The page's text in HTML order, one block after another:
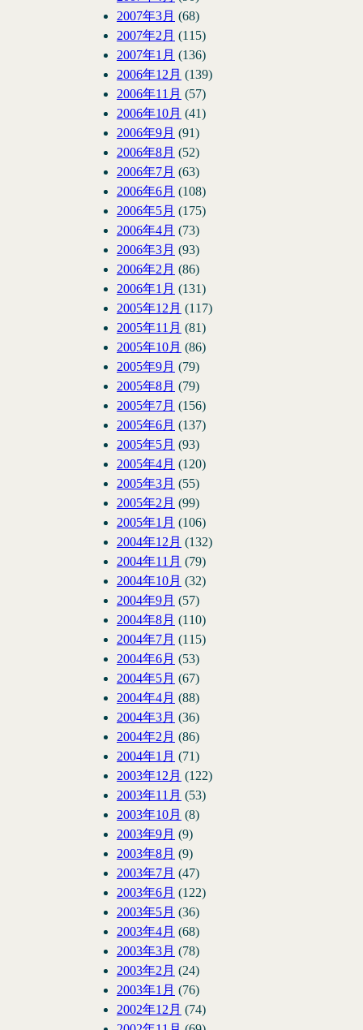
2007年3月 (68)
2007年2月 (115)
2007年1月 (136)
2006年12月 (139)
2006年11月 (57)
2006年10月 (41)
2006年9月 (91)
2006年8月 (52)
2006年7月 (63)
2006年6月 (108)
2006年5月 (175)
2006年4月 (73)
2006年3月 (93)
2006年2月 (86)
2006年1月 (131)
2005年12月 (117)
2005年11月 (81)
2005年10月 (86)
2005年9月 (79)
2005年8月 (79)
2005年7月 (156)
2005年6月 (137)
2005年5月 (93)
2005年4月 (120)
2005年3月 (55)
2005年2月 (99)
2005年1月 (106)
2004年12月 (132)
2004年11月 (79)
2004年10月 (32)
2004年9月 (57)
2004年8月 (110)
2004年7月 (115)
2004年6月 (53)
2004年5月 (67)
2004年4月 (88)
2004年3月 (36)
2004年2月 (86)
2004年1月 (71)
2003年12月 (122)
2003年11月 (53)
2003年10月 (8)
2003年9月 (9)
2003年8月 (9)
2003年7月 (47)
2003年6月 (122)
2003年5月 (36)
2003年4月 (68)
2003年3月 (78)
2003年2月 (24)
2003年1月 (76)
2002年12月 (74)